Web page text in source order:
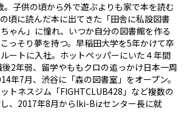
。子供の頃から外で遊ぶよりも家で本を読む
頃に読んだ本に出てきた「田舎に私設図書
ゃん」に憧れ、いつか自分の図書館を作る
っそり夢を持つ。早稲田大学を5年かけて卒
ートに入社。ホットペッパーにいた４年間
2年弱、留学やももクロの追っかけ日本一周
年7月、渋谷に「森の図書室」をオープン。
トネスジム「FIGHTCLUB428」など複数の
、2017年8月からIki-Bizセンター長に就